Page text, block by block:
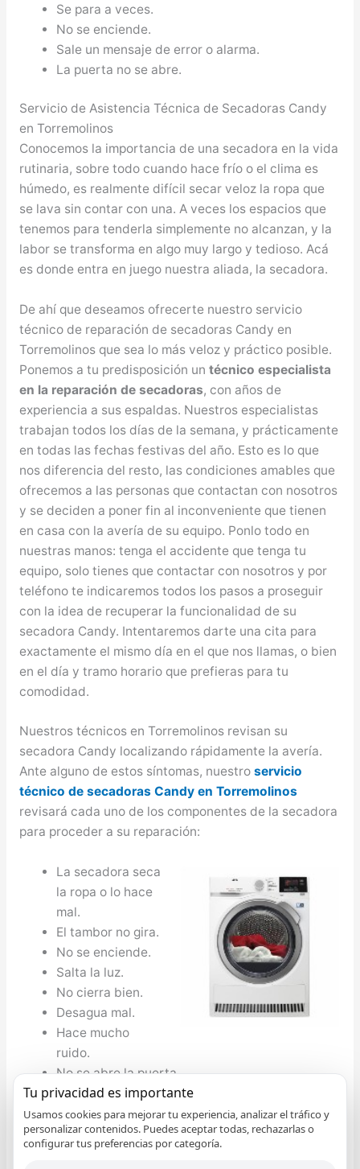
Se para a veces.
No se enciende.
Sale un mensaje de error o alarma.
La puerta no se abre.
Servicio de Asistencia Técnica de Secadoras Candy
en Torremolinos
Conocemos la importancia de una secadora en la vida
rutinaria, sobre todo cuando hace frío o el clima es
húmedo, es realmente difícil secar veloz la ropa que
se lava sin contar con una. A veces los espacios que
tenemos para tenderla simplemente no alcanzan, y la
labor se transforma en algo muy largo y tedioso. Acá
es donde entra en juego nuestra aliada, la secadora.
De ahí que deseamos ofrecerte nuestro servicio
técnico de reparación de secadoras Candy en
Torremolinos que sea lo más veloz y práctico posible.
Ponemos a tu predisposición un técnico especialista
en la reparación de secadoras, con años de
experiencia a sus espaldas. Nuestros especialistas
trabajan todos los días de la semana, y prácticamente
en todas las fechas festivas del año. Esto es lo que
nos diferencia del resto, las condiciones amables que
ofrecemos a las personas que contactan con nosotros
y se deciden a poner fin al inconveniente que tienen
en casa con la avería de su equipo. Ponlo todo en
nuestras manos: tenga el accidente que tenga tu
equipo, solo tienes que contactar con nosotros y por
teléfono te indicaremos todos los pasos a proseguir
con la idea de recuperar la funcionalidad de su
secadora Candy. Intentaremos darte una cita para
exactamente el mismo día en el que nos llamas, o bien
en el día y tramo horario que prefieras para tu
comodidad.
Nuestros técnicos en Torremolinos revisan su
secadora Candy localizando rápidamente la avería.
Ante alguno de estos síntomas, nuestro servicio
técnico de secadoras Candy en Torremolinos
revisará cada uno de los componentes de la secadora
para proceder a su reparación:
La secadora seca
la ropa o lo hace
mal.
El tambor no gira.
No se enciende.
Salta la luz.
No cierra bien.
Desagua mal.
Hace mucho
ruido.
No se abre la puerta.
Reparación de Frigoríficos Candy en Torremolinos
Desde el Servicio Técnico de Frigos Candy en
Torremolinos notificamos que no tiene que
Tu privacidad es importante
Usamos cookies para mejorar tu experiencia, analizar el tráfico y
personalizar contenidos. Puedes aceptar todas, rechazarlas o
configurar tus preferencias por categoría.